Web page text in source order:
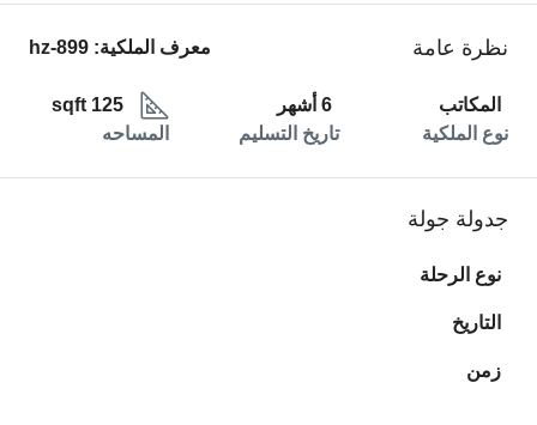
نظرة عامة معرف الملكية:hz-899
المكاتب
نوع الملكية
تاريخ التسليم
125 sqft
المساحه
جدولة جولة
نوع الرحلة
التاريخ
زمن